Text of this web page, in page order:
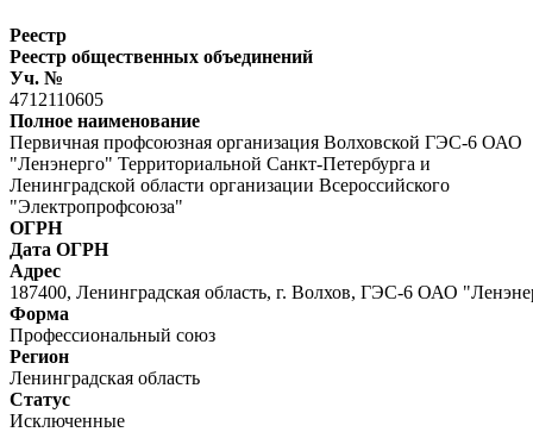
Реестр
Реестр общественных объединений
Уч. №
4712110605
Полное наименование
Первичная профсоюзная организация Волховской ГЭС-6 ОАО
"Ленэнерго" Территориальной Санкт-Петербурга и
Ленинградской области организации Всероссийского
"Электропрофсоюза"
ОГРН
Дата ОГРН
Адрес
187400, Ленинградская область, г. Волхов, ГЭС-6 ОАО
Форма
Профессиональный союз
Регион
Ленинградская область
Статус
Исключенные